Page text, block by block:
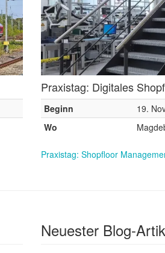
Praxistag: Digitales
Beginn
19.
Wo
Praxistag: Shopfloor
Neuester Blog-